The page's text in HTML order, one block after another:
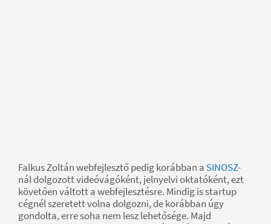
Falkus Zoltán webfejlesztő pedig korábban a SINOSZ-
nál dolgozott videóvágóként, jelnyelvi oktatóként, ezt
követően váltott a webfejlesztésre. Mindig is startup
cégnél szeretett volna dolgozni, de korábban úgy
gondolta, erre soha nem lesz lehetősége. Majd